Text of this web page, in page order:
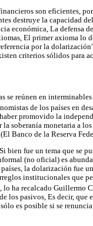
son eficientes,
destruye la capacidad
económica, La defensa
El primer axioma lo
por la
criterios sólidos para
se reúnen en
de los países en
promovido la
soberanía monetaria a
Banco de la Reserva
bien fue un tema que se
(no oficial) es
la dolarización fue
institucionales que
lo ha recalcado Guillermo
los pasivos, Es decir, que
es posible si se